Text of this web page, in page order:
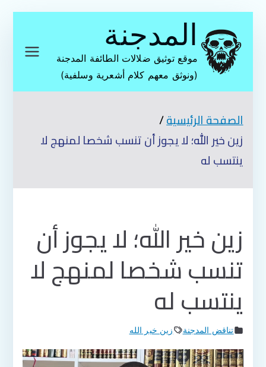
المحتوى
المدجنة
موقع توثيق ضلالات الطائفة المدجنة
(ونوثق معهم كلام أشعرية وسلفية)
الصفحة الرئيسية
زين خير الله؛ لا يجوز أن تنسب شخصا لمنهج لا
ينتسب له
زين خير الله؛ لا يجوز أن
تنسب شخصا لمنهج لا
ينتسب له
تناقض المدجنة زين خير الله
مشغل